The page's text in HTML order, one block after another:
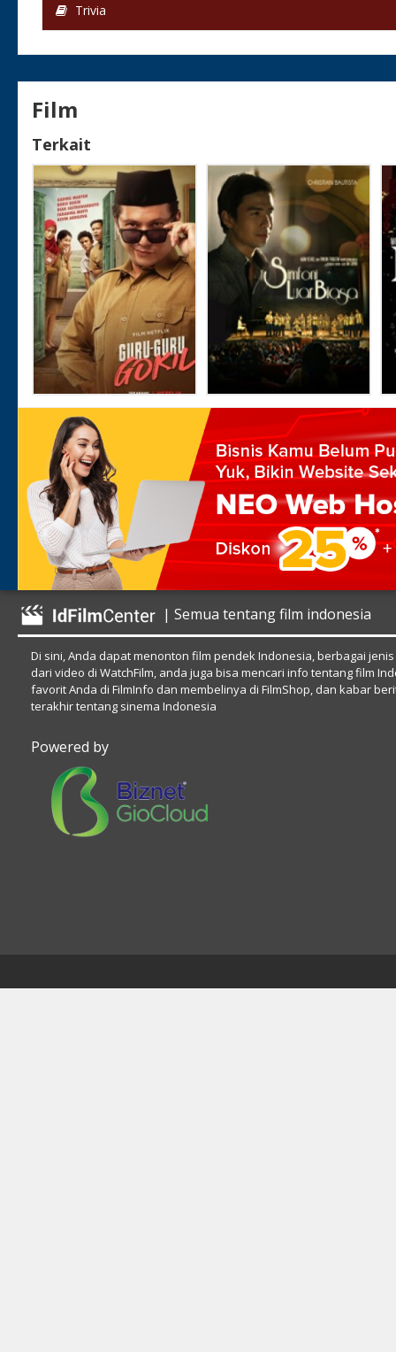
Trivia
Film
Terkait
| Semua tentang film indonesia
Di sini, Anda dapat menonton film pendek Indonesia, berbagai
dari video di WatchFilm, anda juga bisa mencari info tentang film
favorit Anda di FilmInfo dan membelinya di FilmShop, dan kabar
terakhir tentang sinema Indonesia
Powered by